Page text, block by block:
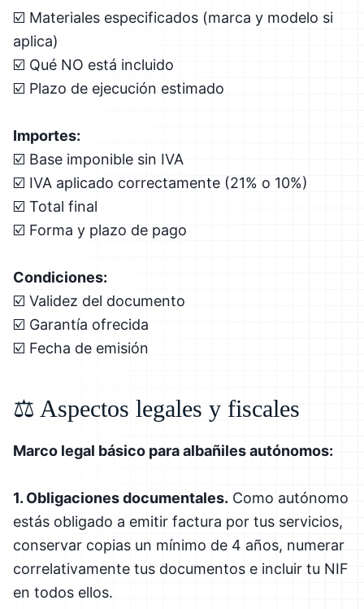
☑️ Materiales especificados (marca y modelo si
aplica)
☑️ Qué NO está incluido
☑️ Plazo de ejecución estimado
Importes:
☑️ Base imponible sin IVA
☑️ IVA aplicado correctamente (21% o 10%)
☑️ Total final
☑️ Forma y plazo de pago
Condiciones:
☑️ Validez del documento
☑️ Garantía ofrecida
☑️ Fecha de emisión
⚖️ Aspectos legales y fiscales
Marco legal básico para albañiles autónomos:
1. Obligaciones documentales. Como autónomo
estás obligado a emitir factura por tus servicios,
conservar copias un mínimo de 4 años, numerar
correlativamente tus documentos e incluir tu NIF
en todos ellos.